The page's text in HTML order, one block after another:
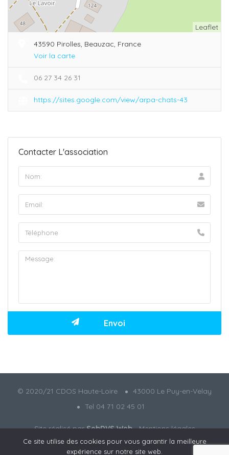
Leaflet
43590 Pirolles, Beauzac, France
Voir la carte
06 27 34 26 31
https://sites.google.com/view/arpa-chats-43
Contacter L'association
© 2020/21 CDOS Haute-Loire
43000 Le Puy-en-Velay
Tel 04 71 02 45 01
Site réalisé parSebDVS Web-Mentions légales
Ce site utilise des cookies pour vous garantir la meilleure
expérience sur notre site web.